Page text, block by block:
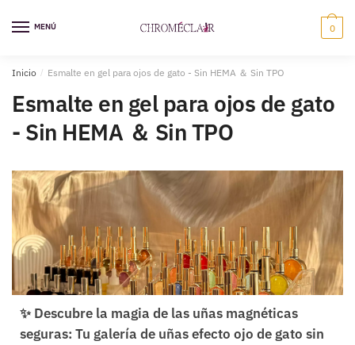
MENÚ 0
Inicio / Esmalte en gel para ojos de gato - Sin HEMA ＆ Sin TPO
Esmalte en gel para ojos de gato
- Sin HEMA ＆ Sin TPO
✨ Descubre la magia de las uñas magnéticas
seguras: Tu galería de uñas efecto ojo de gato sin